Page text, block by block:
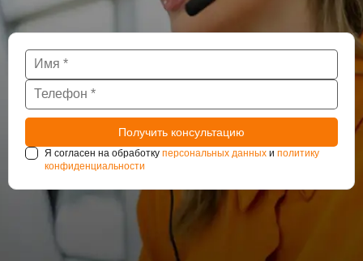
Я согласен на обработку персональных данных и политику
конфиденциальности